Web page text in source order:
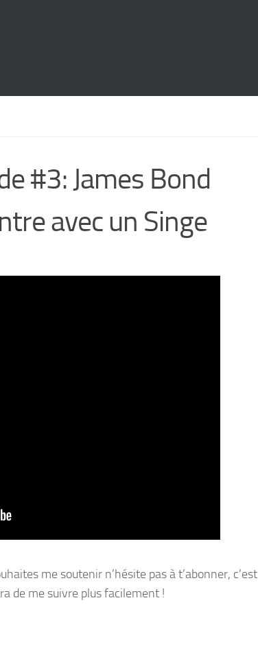
#3: James Bond
avec un Singe
me soutenir n’hésite pas à t’abonner, c’est
de me suivre plus facilement !